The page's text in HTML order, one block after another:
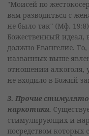
"Моисей по
вам разводиться с
не было так" (Мф.
Божественный идеал,
должно Евангелие. То,
названных выше
отношении алкоголя,
не входило в Божий
3. Прочие
наркотики.
стимулирующих и
посредством которых